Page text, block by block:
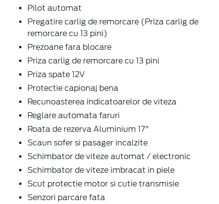
Pilot automat
Pregatire carlig de remorcare (Priza carlig de
remorcare cu 13 pini)
Prezoane fara blocare
Priza carlig de remorcare cu 13 pini
Priza spate 12V
Protectie capionaj bena
Recunoasterea indicatoarelor de viteza
Reglare automata faruri
Roata de rezerva Aluminium 17"
Scaun sofer si pasager incalzite
Schimbator de viteze automat / electronic
Schimbator de viteze imbracat in piele
Scut protectie motor si cutie transmisie
Senzori parcare fata